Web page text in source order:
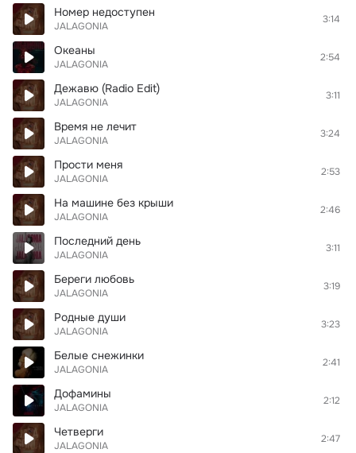
Номер недоступен
JALAGONIA
3:14
Океаны
JALAGONIA
2:54
Дежавю (Radio Edit)
JALAGONIA
3:11
Время не лечит
JALAGONIA
3:24
Прости меня
JALAGONIA
2:53
На машине без крыши
JALAGONIA
2:46
Последний день
JALAGONIA
3:11
Береги любовь
JALAGONIA
3:19
Родные души
JALAGONIA
3:23
Белые снежинки
JALAGONIA
2:41
Дофамины
JALAGONIA
2:12
Четверги
JALAGONIA
2:47